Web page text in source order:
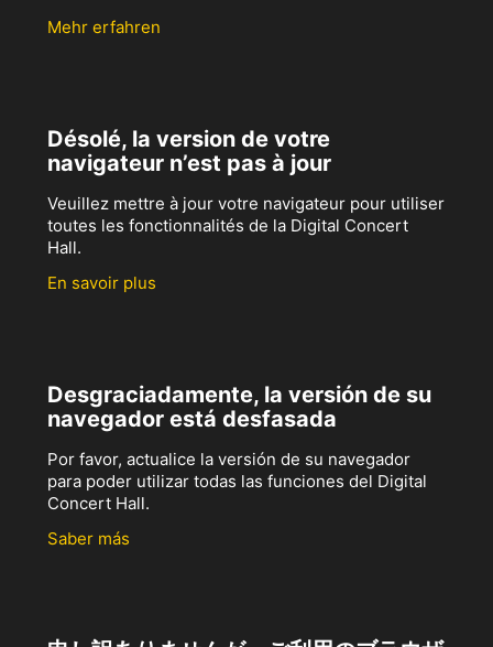
Mehr erfahren
Désolé, la version de votre
navigateur n’est pas à jour
Veuillez mettre à jour votre navigateur pour utiliser
toutes les fonctionnalités de la Digital Concert
Hall.
En savoir plus
Desgraciadamente, la versión de su
navegador está desfasada
Por favor, actualice la versión de su navegador
para poder utilizar todas las funciones del Digital
Concert Hall.
Saber más